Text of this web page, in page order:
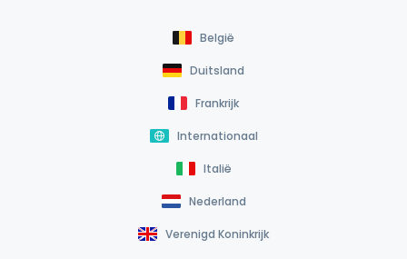
België
Duitsland
Frankrijk
Internationaal
Italië
Nederland
Verenigd Koninkrijk